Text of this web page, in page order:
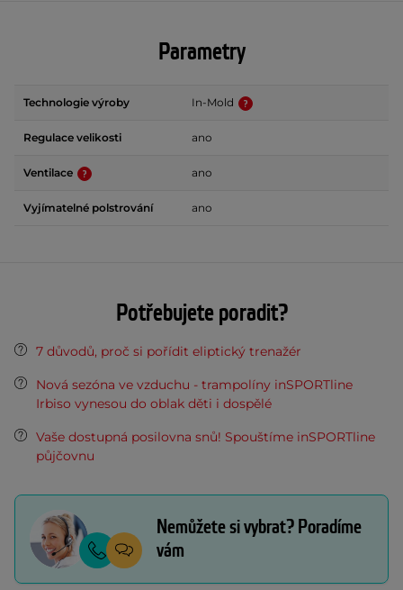
Parametry
Technologie výroby In-Mold
Regulace velikosti ano
Ventilace ano
Vyjímatelné polstrování ano
Potřebujete poradit?
7 důvodů, proč si pořídit eliptický trenažér
Nová sezóna ve vzduchu - trampolíny inSPORTline
Irbiso vynesou do oblak děti i dospělé
Vaše dostupná posilovna snů! Spouštíme inSPORTline
půjčovnu
Nemůžete si vybrat? Poradíme
vám